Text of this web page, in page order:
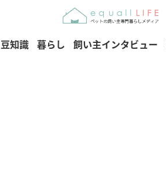
豆知識 暮らし 飼い主インタビュー